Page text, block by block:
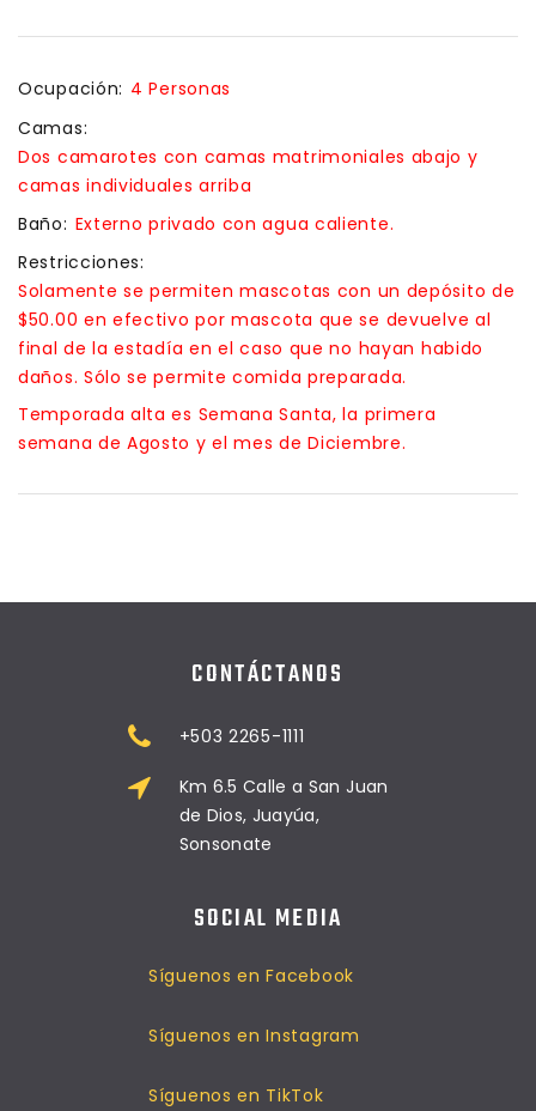
Ocupación: 4 Personas
Camas:
Dos camarotes con camas matrimoniales abajo y
camas individuales arriba
Baño: Externo privado con agua caliente.
Restricciones:
Solamente se permiten mascotas con un depósito de
$50.00 en efectivo por mascota que se devuelve al
final de la estadía en el caso que no hayan habido
daños. Sólo se permite comida preparada.
Temporada alta es Semana Santa, la primera
semana de Agosto y el mes de Diciembre.
CONTÁCTANOS
+503 2265-1111
Km 6.5 Calle a San Juan
de Dios, Juayúa,
Sonsonate
SOCIAL MEDIA
Síguenos en Facebook
Síguenos en Instagram
Síguenos en TikTok